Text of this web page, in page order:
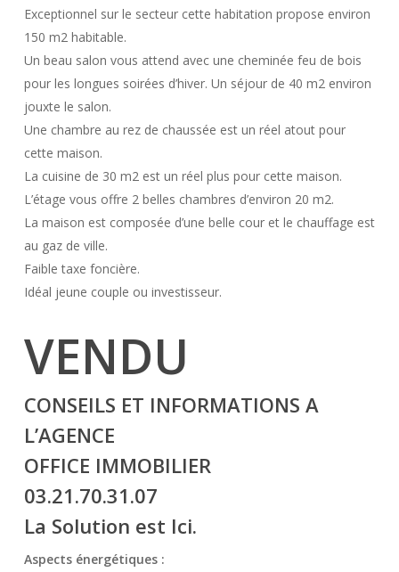
Exceptionnel sur le secteur cette habitation propose environ
150 m2 habitable.
Un beau salon vous attend avec une cheminée feu de bois
pour les longues soirées d’hiver. Un séjour de 40 m2 environ
jouxte le salon.
Une chambre au rez de chaussée est un réel atout pour
cette maison.
La cuisine de 30 m2 est un réel plus pour cette maison.
L’étage vous offre 2 belles chambres d’environ 20 m2.
La maison est composée d’une belle cour et le chauffage est
au gaz de ville.
Faible taxe foncière.
Idéal jeune couple ou investisseur.
VENDU
CONSEILS ET INFORMATIONS A
L’AGENCE
OFFICE IMMOBILIER
03.21.70.31.07
La Solution est Ici.
Aspects énergétiques :